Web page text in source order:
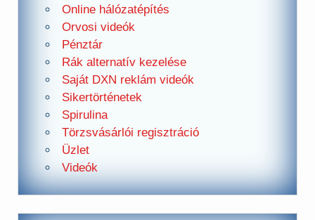
Online hálózatépítés
Orvosi videók
Pénztár
Rák alternatív kezelése
Saját DXN reklám videók
Sikertörténetek
Spirulina
Törzsvásárlói regisztráció
Üzlet
Videók